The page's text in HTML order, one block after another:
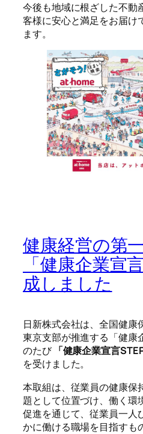
今後も地域に根ざした不動
客様に安心と満足をお届け
ます。
健康経営の第
「健康企業宣
成しました
日新株式会社は、全国健康
東京支部が推進する「健康
のたび 「健康企業宣言
を受けました。
本取組は、従業員の健康保
題として位置づけ、働く環
促進を通じて、従業員一人
かに働ける職場を目指すも